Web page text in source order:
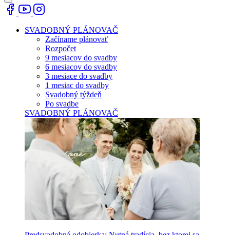
SVADOBNÝ PLÁNOVAČ
Začíname plánovať
Rozpočet
9 mesiacov do svadby
6 mesiacov do svadby
3 mesiace do svadby
1 mesiac do svadby
Svadobný týždeň
Po svadbe
SVADOBNÝ PLÁNOVAČ